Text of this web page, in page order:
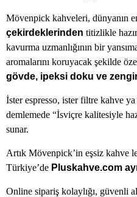
Mövenpick kahveleri, dünyanın
çekirdeklerinden titizlikle
kavurma uzmanlığının bir
aromalarını koruyacak şekilde
gövde, ipeksi doku ve
İster espresso, ister filtre kahve
demlemede “İsviçre kalitesiyle
sunar.
Artık Mövenpick’in eşsiz kahve
Türkiye’de Pluskahve.com
Online sipariş kolaylığı, güvenli